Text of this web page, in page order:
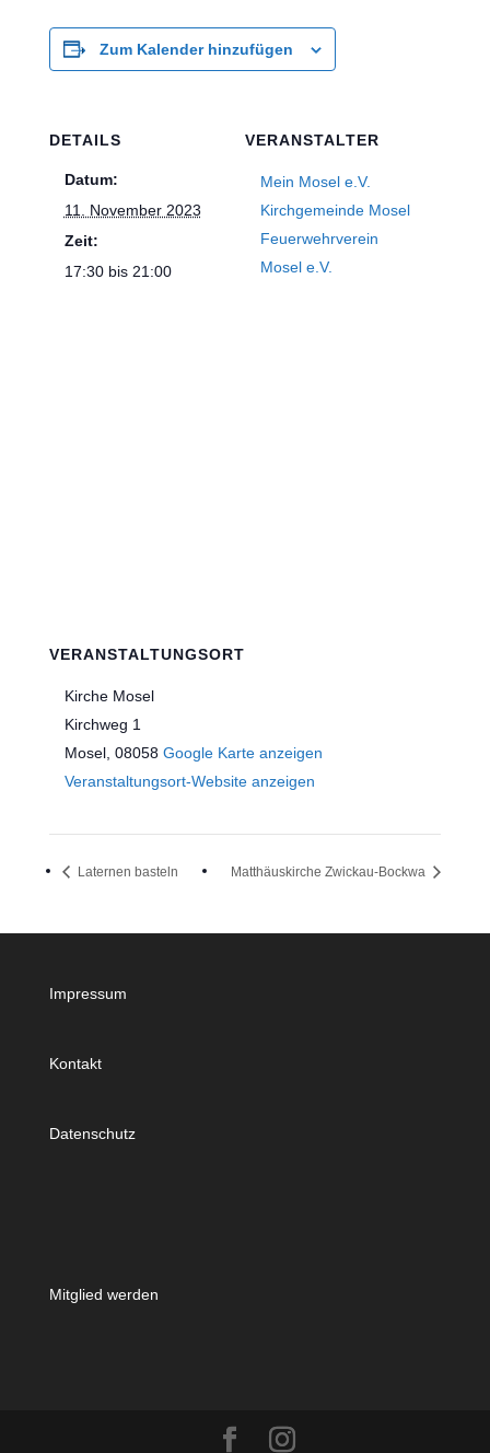
Zum Kalender hinzufügen
DETAILS
Datum:
11. November 2023
Zeit:
17:30 bis 21:00
VERANSTALTER
Mein Mosel e.V.
Kirchgemeinde Mosel
Feuerwehrverein
Mosel e.V.
VERANSTALTUNGSORT
Kirche Mosel
Kirchweg 1
Mosel, 08058 Google Karte anzeigen
Veranstaltungsort-Website anzeigen
Laternen basteln Matthäuskirche Zwickau-Bockwa
Impressum
Kontakt
Datenschutz
Mitglied werden